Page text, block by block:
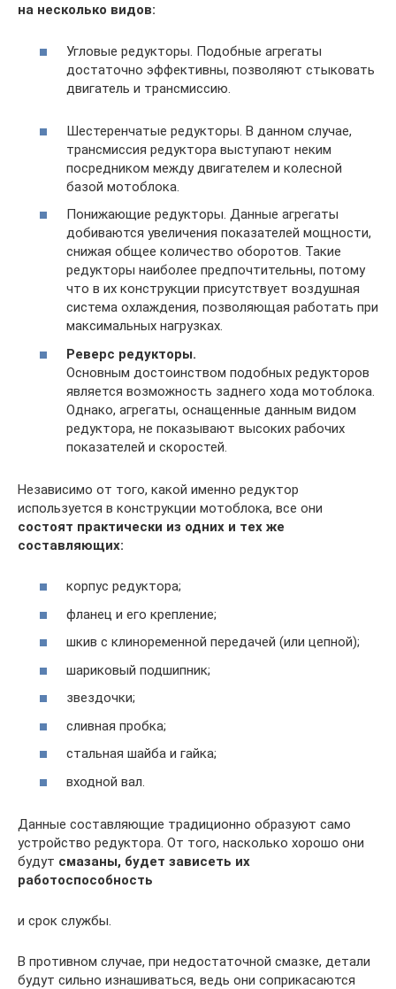
на несколько видов:
Угловые редукторы. Подобные агрегаты
достаточно эффективны, позволяют стыковать
двигатель и трансмиссию.
Шестеренчатые редукторы. В данном случае,
трансмиссия редуктора выступают неким
посредником между двигателем и колесной
базой мотоблока.
Понижающие редукторы. Данные агрегаты
добиваются увеличения показателей мощности,
снижая общее количество оборотов. Такие
редукторы наиболее предпочтительны, потому
что в их конструкции присутствует воздушная
система охлаждения, позволяющая работать при
максимальных нагрузках.
Реверс редукторы.
Основным достоинством подобных редукторов
является возможность заднего хода мотоблока.
Однако, агрегаты, оснащенные данным видом
редуктора, не показывают высоких рабочих
показателей и скоростей.
Независимо от того, какой именно редуктор
используется в конструкции мотоблока, все они
состоят практически из одних и тех же
составляющих:
корпус редуктора;
фланец и его крепление;
шкив с клиноременной передачей (или цепной);
шариковый подшипник;
звездочки;
сливная пробка;
стальная шайба и гайка;
входной вал.
Данные составляющие традиционно образуют само
устройство редуктора. От того, насколько хорошо они
будут смазаны, будет зависеть их
работоспособность
и срок службы.
В противном случае, при недостаточной смазке, детали
будут сильно изнашиваться, ведь они соприкасаются